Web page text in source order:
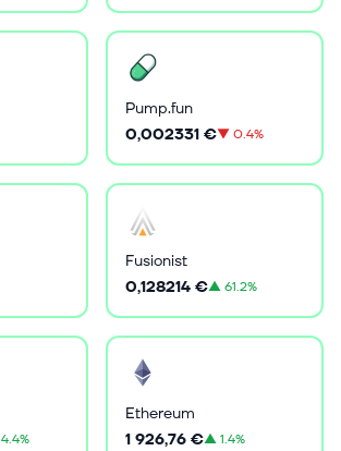
Pump.fun
0,002331 €▼0.4%
Fusionist
0,128214 €▲61.2%
4.4%
Ethereum
1 926,76 €▲1.4%